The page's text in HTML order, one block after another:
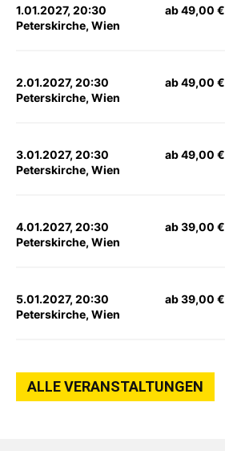
1.01.2027, 20:30
Peterskirche, Wien
ab 49,00 €
2.01.2027, 20:30
Peterskirche, Wien
ab 49,00 €
3.01.2027, 20:30
Peterskirche, Wien
ab 49,00 €
4.01.2027, 20:30
Peterskirche, Wien
ab 39,00 €
5.01.2027, 20:30
Peterskirche, Wien
ab 39,00 €
ALLE VERANSTALTUNGEN